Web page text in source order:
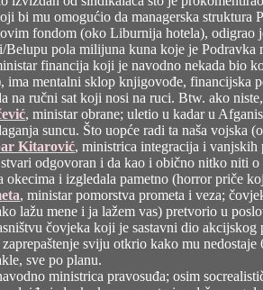
bi mu omogućio da managerska
fondom (oko Liburnija hotela), odigrao
pola milijuna kuna koje je Podravka
financija koji je navodno nekada bio
ima mentalni sklop knjigovođe, financijska
na ručni sat koji nosi na ruci. Btw. ako
, ministar obrane; uletio u kadar u
suncu. Što uopće radi ta naša vojska
Kitarović, ministrica integracija i vanjskih
odgovoran i da kao i obično nitko niti
okecima i izgledala pametno (horror priče
, ministar pomorstva prometa i veza;
lažu mene i ja lažem vas) pretvorio u
čovjeka koji je sastavni dio
zaprepaštenje sviju otkrio kako mu
sve po planu.
ministrica pravosuđa; osim